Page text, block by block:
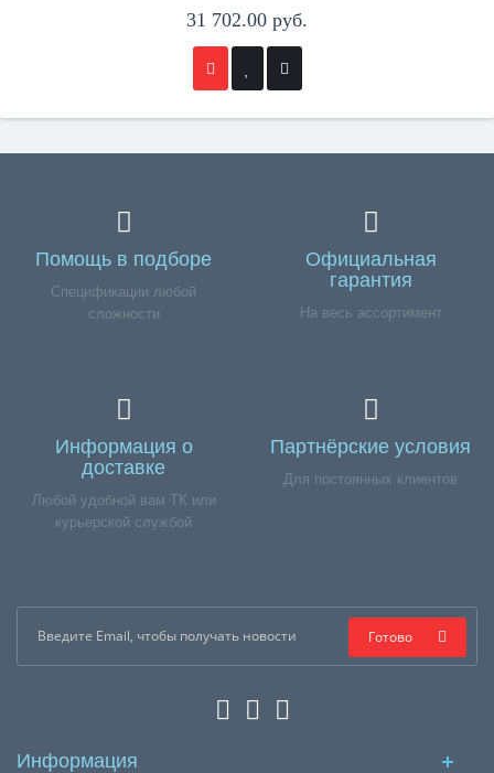
31 702.00 руб.
Помощь в подборе
Спецификации любой
сложности
Официальная
гарантия
На весь ассортимент
Информация о
доставке
Любой удобной вам ТК или
курьерской службой
Партнёрские условия
Для постоянных клиентов
Готово
Информация